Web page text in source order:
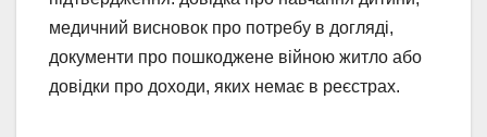
медичний висновок про потребу в догляді,
документи про пошкоджене війною житло або
довідки про доходи, яких немає в реєстрах.